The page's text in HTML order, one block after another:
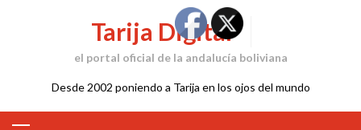
Tarija Digital
el portal oficial de la andalucía boliviana
Desde 2002 poniendo a Tarija en los ojos del mundo